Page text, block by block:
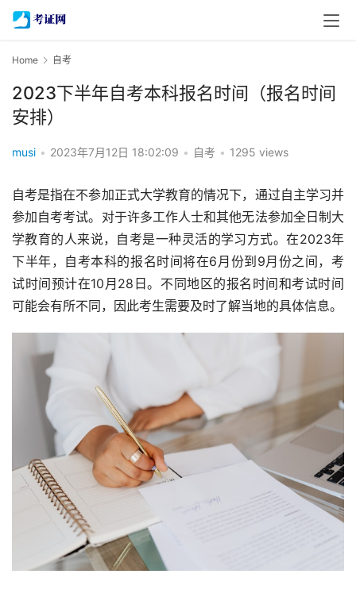
Home 自考
2023下半年自考本科报名时间（报名时间
安排）
musi • 2023年7月12日 18:02:09 • 自考 • 1295 views
自考是指在不参加正式大学教育的情况下，通过自主学习并
参加自考考试。对于许多工作人士和其他无法参加全日制大
学教育的人来说，自考是一种灵活的学习方式。在2023年
下半年，自考本科的报名时间将在6月份到9月份之间，考
试时间预计在10月28日。不同地区的报名时间和考试时间
可能会有所不同，因此考生需要及时了解当地的具体信息。